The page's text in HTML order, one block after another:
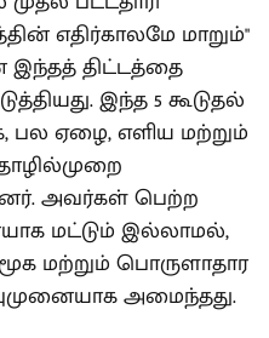
எதிர்காலமே மாறும்"
இந்தத் திட்டத்தை
இந்த 5 கூடுதல்
ஏழை, எளிய மற்றும்
அவர்கள் பெற்ற
மட்டும் இல்லாமல்,
மற்றும் பொருளாதார
அமைந்தது.